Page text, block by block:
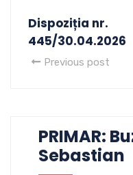
Dispoziția nr.
445/30.04.2026
Previous post
PRIMAR:
Sebastian